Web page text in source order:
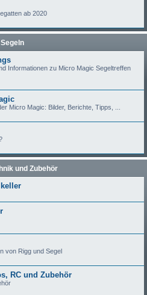
ab 2020
Segeln
Informationen zu Micro Magic Segeltreffen
Micro Magic: Bilder, Berichte, Tipps, ...
und Zubehör
von Rigg und Segel
RC und Zubehör